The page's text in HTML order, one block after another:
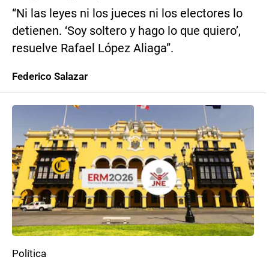
“Ni las leyes ni los jueces ni los electores lo
detienen. ‘Soy soltero y hago lo que quiero’,
resuelve Rafael López Aliaga”.
Federico Salazar
Política